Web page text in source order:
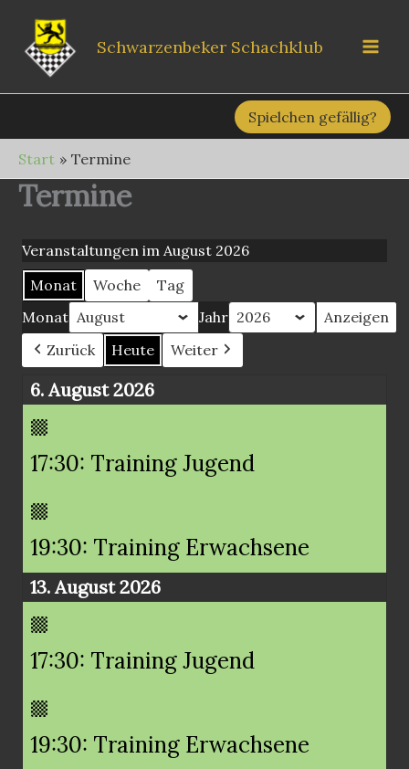
Inhalt
springen
Schwarzenbeker Schachklub
Spielchen gefällig?
Start Termine
Termine
Veranstaltungen im August 2026
Monat
Woche
Tag
Monat
Jahr
Zurück
Heute Weiter
6. August 2026
17:30: Training Jugend
19:30: Training Erwachsene
13. August 2026
17:30: Training Jugend
19:30: Training Erwachsene